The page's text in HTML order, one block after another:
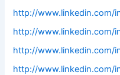
http://www.linkedin.com/
http://www.linkedin.com/
http://www.linkedin.com/
http://www.linkedin.com/